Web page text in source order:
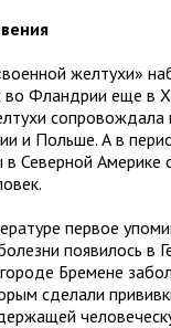
желтухи»
во Фландрии еще в
сопровождала
и Польше. А в
Северной Америке
первое
появилось в
Бремене
сделали